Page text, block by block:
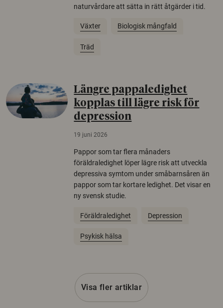
naturvårdare att sätta in rätt åtgärder i tid.
Växter Biologisk mångfald
Träd
Längre pappaledighet
kopplas till lägre risk för
depression
19 juni 2026
Pappor som tar flera månaders
föräldraledighet löper lägre risk att utveckla
depressiva symtom under småbarnsåren än
pappor som tar kortare ledighet. Det visar en
ny svensk studie.
Föräldraledighet Depression
Psykisk hälsa
Visa fler artiklar